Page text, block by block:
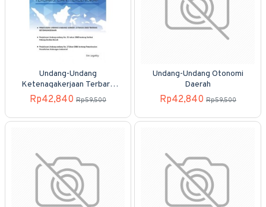
Undang-Undang
Ketenagakerjaan Terbaru
Dan Terlengkap
Rp42,840 Rp59,500
Undang-Undang Otonomi
Daerah
Rp42,840 Rp59,500